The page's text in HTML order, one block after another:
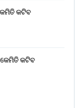
କଟିବ
କଟିବ